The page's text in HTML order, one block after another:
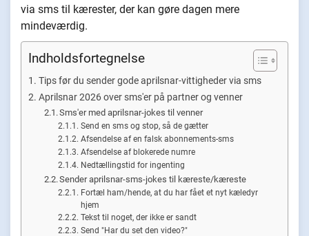
via sms til kærester, der kan gøre dagen mere
mindeværdig.
Indholdsfortegnelse
Tips før du sender gode aprilsnar-vittigheder via sms
Aprilsnar 2026 over sms'er på partner og venner
Sms'er med aprilsnar-jokes til venner
Send en sms og stop, så de gætter
Afsendelse af en falsk abonnements-sms
Afsendelse af blokerede numre
Nedtællingstid for ingenting
Sender aprilsnar-sms-jokes til kæreste/kæreste
Fortæl ham/hende, at du har fået et nyt kæledyr
hjem
Tekst til noget, der ikke er sandt
Send "Har du set den video?"